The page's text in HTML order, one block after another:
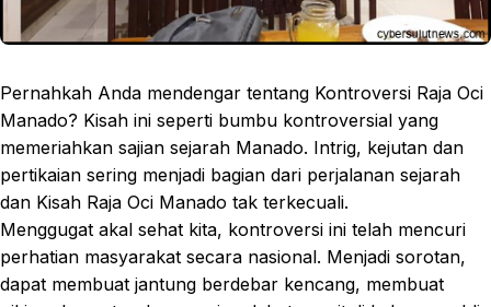
Pernahkah Anda mendengar tentang Kontroversi Raja Oci
Manado? Kisah ini seperti bumbu kontroversial yang
memeriahkan sajian sejarah Manado. Intrig, kejutan dan
pertikaian sering menjadi bagian dari perjalanan sejarah
dan Kisah Raja Oci Manado tak terkecuali.
Menggugat akal sehat kita, kontroversi ini telah mencuri
perhatian masyarakat secara nasional. Menjadi sorotan,
dapat membuat jantung berdebar kencang, membuat